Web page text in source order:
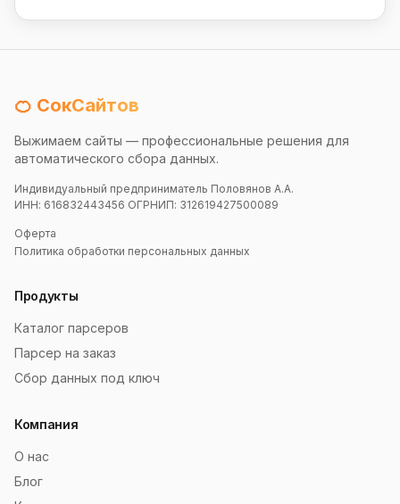
🍊 СокСайтов
Выжимаем сайты — профессиональные решения для
автоматического сбора данных.
Индивидуальный предприниматель Половянов А.А.
ИНН: 616832443456 ОГРНИП: 312619427500089
Оферта
Политика обработки персональных данных
Продукты
Каталог парсеров
Парсер на заказ
Сбор данных под ключ
Компания
О нас
Блог